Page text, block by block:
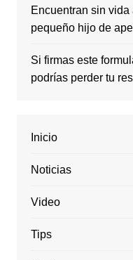
Encuentran sin
pequeño hijo de
Si firmas este
podrías perder tu
Inicio
Noticias
Video
Tips